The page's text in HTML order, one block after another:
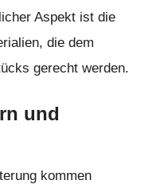
Aspekt ist die
die dem
gerecht werden.
und
kommen